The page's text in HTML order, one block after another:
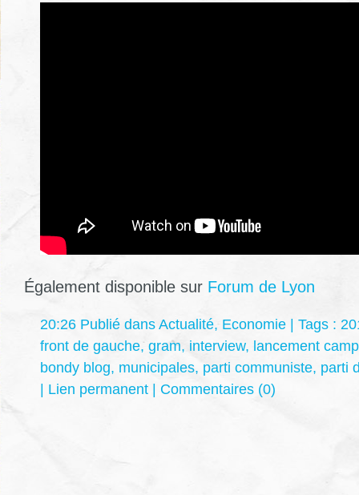
Également disponible sur Forum de Lyon
20:26 Publié dans Actualité, Economie | Tags :
front de gauche, gram, interview, lancement
bondy blog, municipales, parti communiste, parti
| Lien permanent | Commentaires (0)